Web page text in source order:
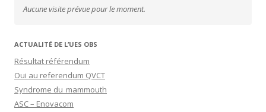
Aucune visite prévue pour le moment.
ACTUALITÉ DE L’UES OBS
Résultat référendum
Oui au referendum QVCT
Syndrome du mammouth
ASC – Enovacom